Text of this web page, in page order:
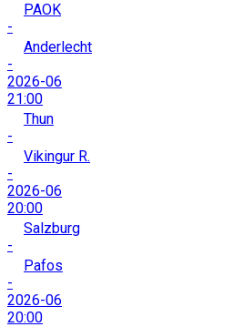
PAOK
-
Anderlecht
-
2026-06
21:00
Thun
-
Vikingur R.
-
2026-06
20:00
Salzburg
-
Pafos
-
2026-06
20:00